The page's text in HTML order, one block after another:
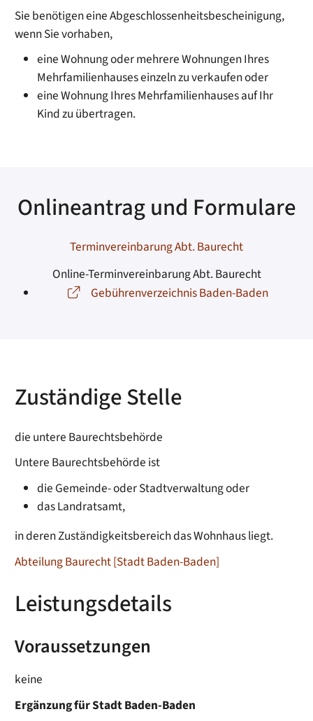
Sie benötigen eine Abgeschlossenheitsbescheinigung,
wenn Sie vorhaben,
eine Wohnung oder mehrere Wohnungen Ihres
Mehrfamilienhauses einzeln zu verkaufen oder
eine Wohnung Ihres Mehrfamilienhauses auf Ihr
Kind zu übertragen.
Onlineantrag und Formulare
Terminvereinbarung Abt. Baurecht
Online-Terminvereinbarung Abt. Baurecht
Gebührenverzeichnis Baden-Baden
Zuständige Stelle
die untere Baurechtsbehörde
Untere Baurechtsbehörde ist
die Gemeinde- oder Stadtverwaltung oder
das Landratsamt,
in deren Zuständigkeitsbereich das Wohnhaus liegt.
Abteilung Baurecht [Stadt Baden-Baden]
Leistungsdetails
Voraussetzungen
keine
Ergänzung für Stadt Baden-Baden